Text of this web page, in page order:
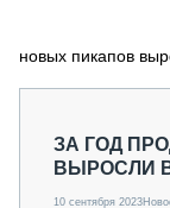
О ПРОЕКТЕ
новых пикапов
ЗА ГОД
ВЫРОСЛИ
10 сентября 2023